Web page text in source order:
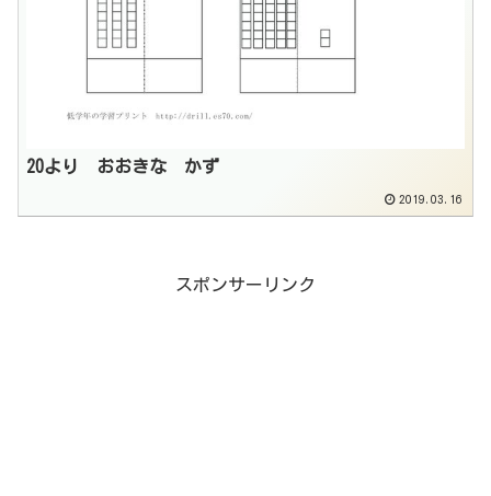
20より おおきな かず
2019.03.16
スポンサーリンク